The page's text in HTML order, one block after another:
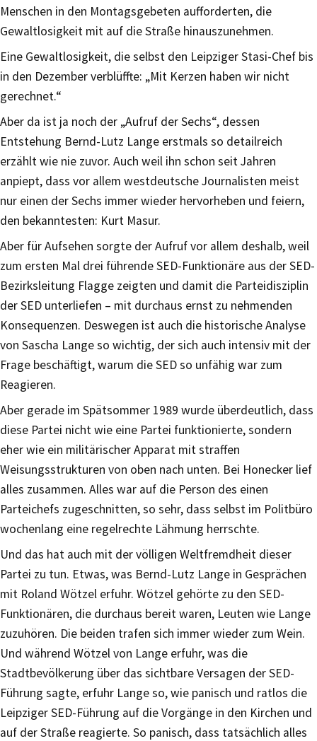
Menschen in den Montagsgebeten aufforderten, die
Gewaltlosigkeit mit auf die Straße hinauszunehmen.
Eine Gewaltlosigkeit, die selbst den Leipziger Stasi-Chef bis
in den Dezember verblüffte: „Mit Kerzen haben wir nicht
gerechnet.“
Aber da ist ja noch der „Aufruf der Sechs“, dessen
Entstehung Bernd-Lutz Lange erstmals so detailreich
erzählt wie nie zuvor. Auch weil ihn schon seit Jahren
anpiept, dass vor allem westdeutsche Journalisten meist
nur einen der Sechs immer wieder hervorheben und feiern,
den bekanntesten: Kurt Masur.
Aber für Aufsehen sorgte der Aufruf vor allem deshalb, weil
zum ersten Mal drei führende SED-Funktionäre aus der SED-
Bezirksleitung Flagge zeigten und damit die Parteidisziplin
der SED unterliefen – mit durchaus ernst zu nehmenden
Konsequenzen. Deswegen ist auch die historische Analyse
von Sascha Lange so wichtig, der sich auch intensiv mit der
Frage beschäftigt, warum die SED so unfähig war zum
Reagieren.
Aber gerade im Spätsommer 1989 wurde überdeutlich, dass
diese Partei nicht wie eine Partei funktionierte, sondern
eher wie ein militärischer Apparat mit straffen
Weisungsstrukturen von oben nach unten. Bei Honecker lief
alles zusammen. Alles war auf die Person des einen
Parteichefs zugeschnitten, so sehr, dass selbst im Politbüro
wochenlang eine regelrechte Lähmung herrschte.
Und das hat auch mit der völligen Weltfremdheit dieser
Partei zu tun. Etwas, was Bernd-Lutz Lange in Gesprächen
mit Roland Wötzel erfuhr. Wötzel gehörte zu den SED-
Funktionären, die durchaus bereit waren, Leuten wie Lange
zuzuhören. Die beiden trafen sich immer wieder zum Wein.
Und während Wötzel von Lange erfuhr, was die
Stadtbevölkerung über das sichtbare Versagen der SED-
Führung sagte, erfuhr Lange so, wie panisch und ratlos die
Leipziger SED-Führung auf die Vorgänge in den Kirchen und
auf der Straße reagierte. So panisch, dass tatsächlich alles